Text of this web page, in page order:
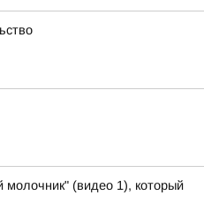
молочник" (видео 1), который